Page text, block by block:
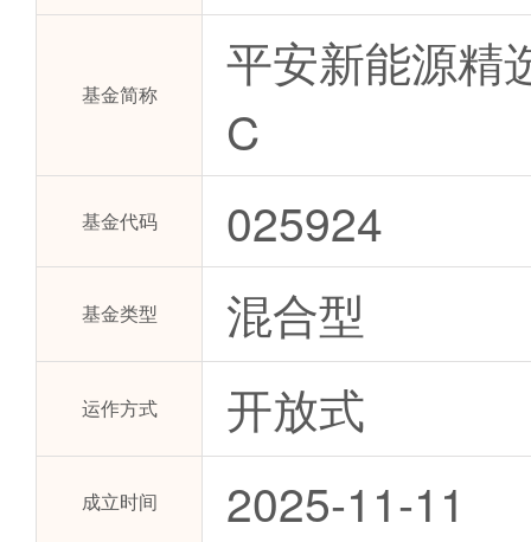
基金简称
平安新能源精
C
基金代码 025924
基金类型 混合型
运作方式 开放式
成立时间 2025-11-11